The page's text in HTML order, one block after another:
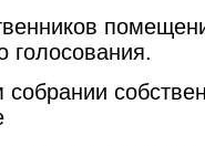
голосования.